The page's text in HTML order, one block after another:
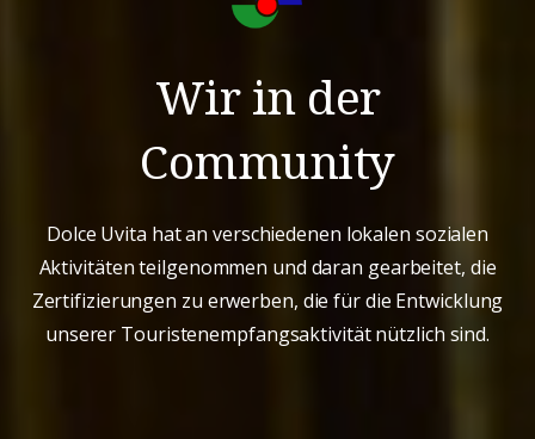
Wir in der
Community
Dolce Uvita hat an verschiedenen lokalen sozialen
Aktivitäten teilgenommen und daran gearbeitet, die
Zertifizierungen zu erwerben, die für die Entwicklung
unserer Touristenempfangsaktivität nützlich sind.